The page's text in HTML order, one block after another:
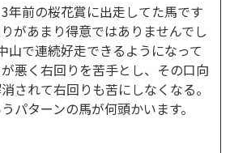
年前の桜花賞に出走してた馬です
があまり得意ではありませんでし
山で連続好走できるようになって
悪く右回りを苦手とし、その口向
されて右回りも苦にしなくなる。
パターンの馬が何頭かいます。